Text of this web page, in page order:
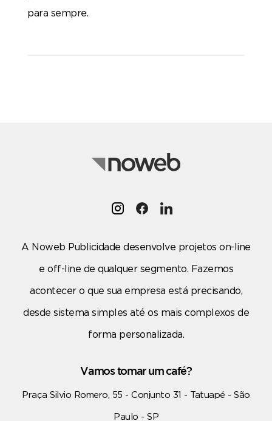
para sempre.
A Noweb Publicidade desenvolve projetos on-line
e off-line de qualquer segmento. Fazemos
acontecer o que sua empresa está precisando,
desde sistema simples até os mais complexos de
forma personalizada.
Vamos tomar um café?
Praça Silvio Romero, 55 - Conjunto 31 - Tatuapé - São
Paulo - SP